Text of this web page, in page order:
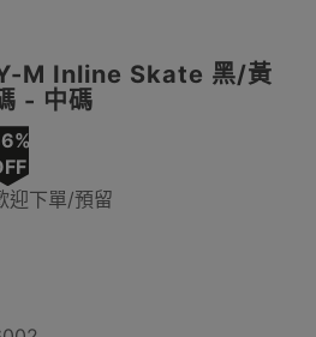
M Inline Skate 黑/黃
- 中碼
迎下單/預留